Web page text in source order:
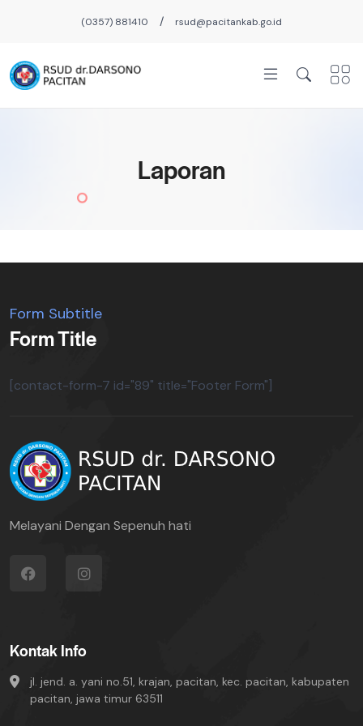
(0357) 881410 / rsud@pacitankab.go.id
Laporan
Form Subtitle
Form Title
[contact-form-7 id="89" title="Footer Form"]
Melayani Dengan Sepenuh hati
Kontak Info
jl. jend. a. yani no.51, krajan, pacitan, kec. pacitan, kabupaten
pacitan, jawa timur 63511